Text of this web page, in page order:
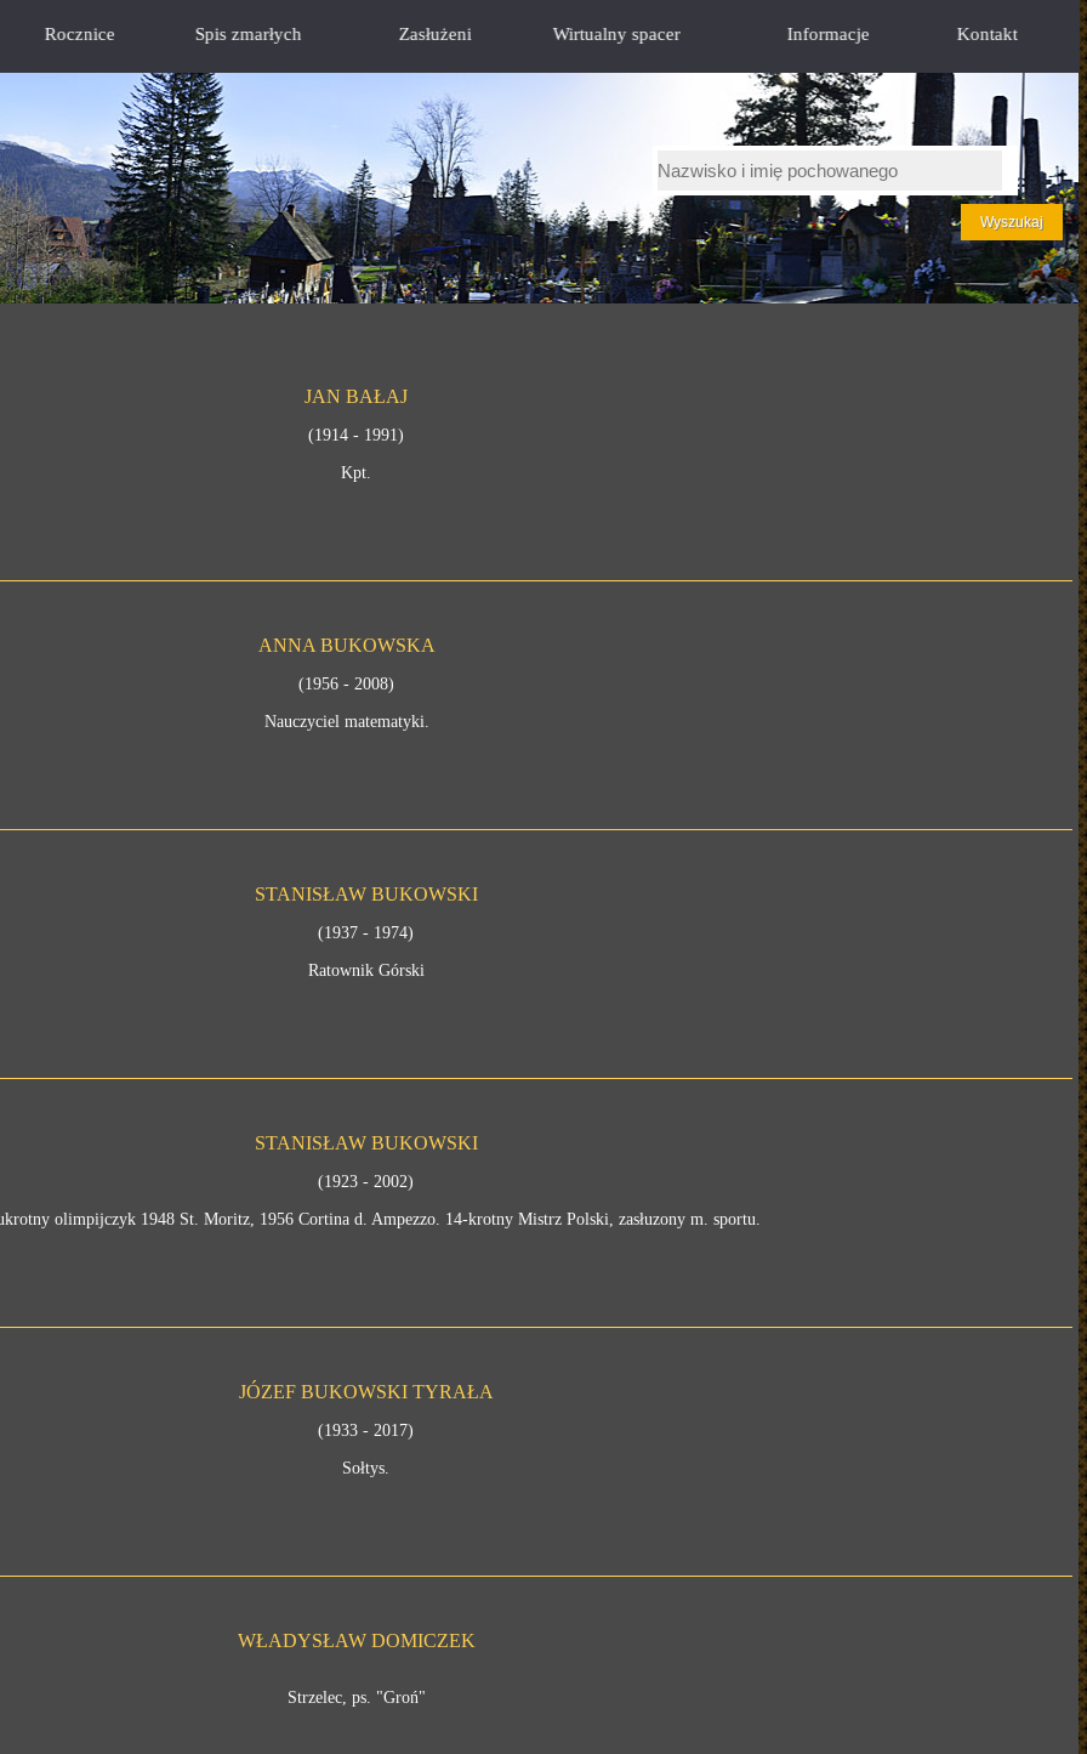
Rocznice Spis zmarłych Zasłużeni Wirtualny spacer Informacje Kontakt
JAN BAŁAJ
(1914 - 1991)
Kpt.
ANNA BUKOWSKA
(1956 - 2008)
Nauczyciel matematyki.
STANISŁAW BUKOWSKI
(1937 - 1974)
Ratownik Górski
STANISŁAW BUKOWSKI
(1923 - 2002)
olimpijczyk 1948 St. Moritz, 1956 Cortina d. Ampezzo. 14-krotny Mistrz Polski, zasłuzony m. sportu.
JÓZEF BUKOWSKI TYRAŁA
(1933 - 2017)
Sołtys.
WŁADYSŁAW DOMICZEK
Strzelec, ps. "Groń"